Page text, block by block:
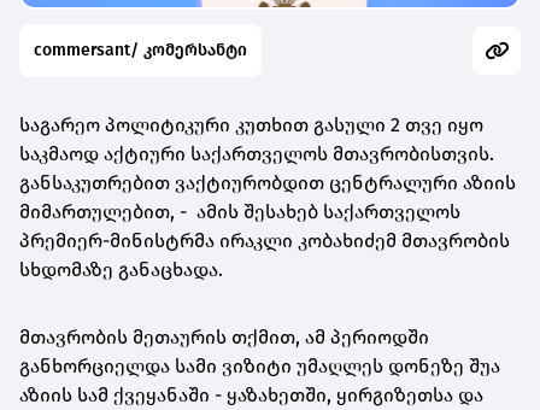
commersant/ კომერსანტი
საგარეო პოლიტიკური კუთხით გასული 2 თვე იყო
საკმაოდ აქტიური საქართველოს მთავრობისთვის.
განსაკუთრებით ვაქტიურობდით ცენტრალური აზიის
მიმართულებით, - ამის შესახებ საქართველოს
პრემიერ-მინისტრმა ირაკლი კობახიძემ მთავრობის
სხდომაზე განაცხადა.
მთავრობის მეთაურის თქმით, ამ პერიოდში
განხორციელდა სამი ვიზიტი უმაღლეს დონეზე შუა
აზიის სამ ქვეყანაში - ყაზახეთში, ყირგიზეთსა და